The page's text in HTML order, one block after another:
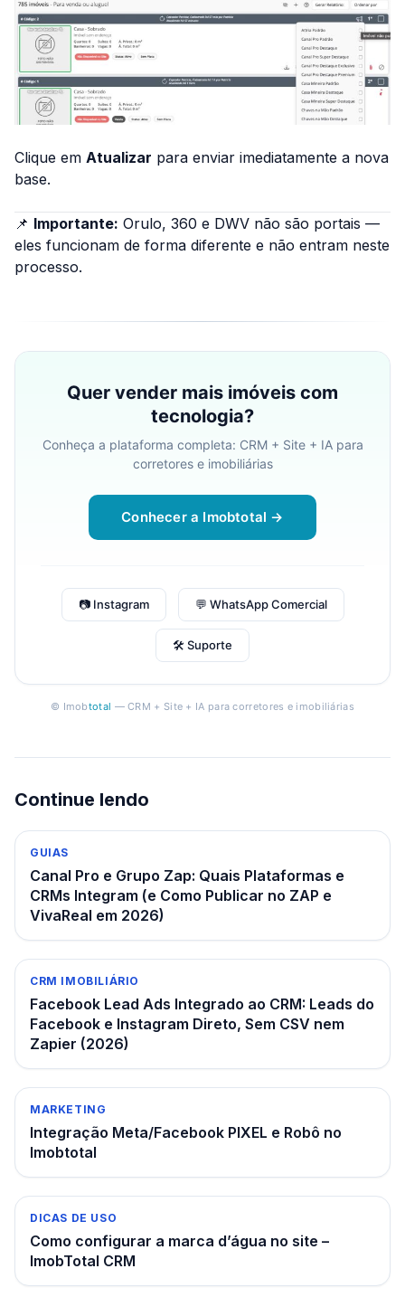
Clique em Atualizar para enviar imediatamente a nova
base.
📌 Importante: Orulo, 360 e DWV não são portais —
eles funcionam de forma diferente e não entram neste
processo.
Quer vender mais imóveis com
tecnologia?
Conheça a plataforma completa: CRM + Site + IA para
corretores e imobiliárias
Conhecer a Imobtotal →
📷 Instagram 💬 WhatsApp Comercial
🛠 Suporte
© Imobtotal — CRM + Site + IA para corretores e imobiliárias
Continue lendo
GUIAS
Canal Pro e Grupo Zap: Quais Plataformas e
CRMs Integram (e Como Publicar no ZAP e
VivaReal em 2026)
CRM IMOBILIÁRIO
Facebook Lead Ads Integrado ao CRM: Leads do
Facebook e Instagram Direto, Sem CSV nem
Zapier (2026)
MARKETING
Integração Meta/Facebook PIXEL e Robô no
Imobtotal
DICAS DE USO
Como configurar a marca d’água no site –
ImobTotal CRM